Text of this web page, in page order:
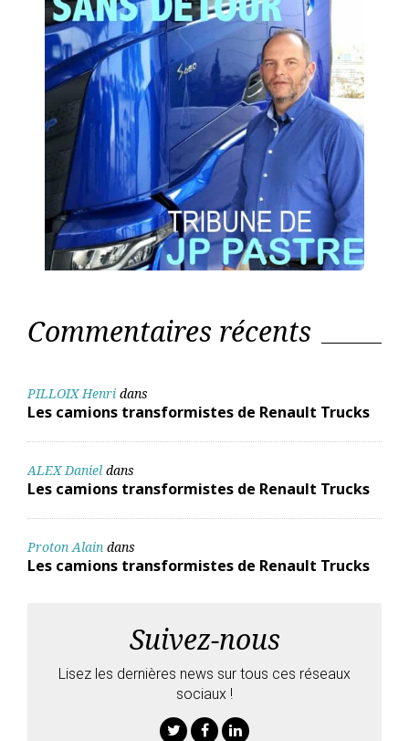
Commentaires récents
PILLOIX Henri dans
Les camions transformistes de Renault Trucks
ALEX Daniel dans
Les camions transformistes de Renault Trucks
Proton Alain dans
Les camions transformistes de Renault Trucks
Suivez-nous
Lisez les dernières news sur tous ces réseaux
sociaux !